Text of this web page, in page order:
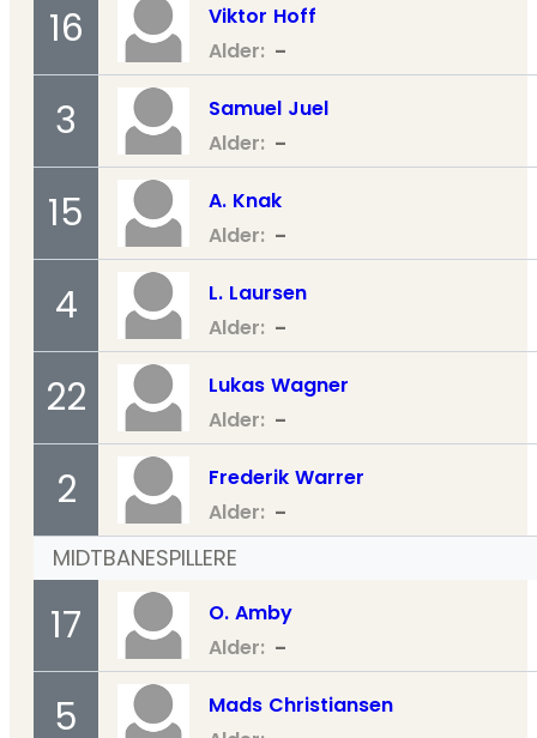
16 Viktor Hoff
Alder: -
3 Samuel Juel
Alder: -
15 A. Knak
Alder: -
4 L. Laursen
Alder: -
22 Lukas Wagner
Alder: -
2 Frederik Warrer
Alder: -
MIDTBANESPILLERE
17 O. Amby
Alder: -
5 Mads Christiansen